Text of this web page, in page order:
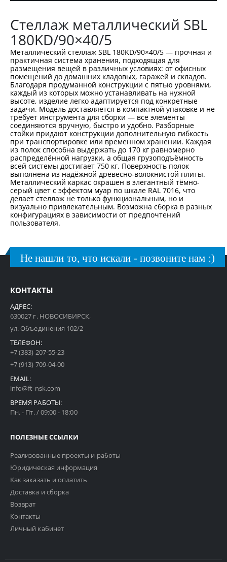
Стеллаж металлический SBL
180KD/90×40/5
Металлический стеллаж SBL 180KD/90×40/5 — прочная и
практичная система хранения, подходящая для
размещения вещей в различных условиях: от офисных
помещений до домашних кладовых, гаражей и складов.
Благодаря продуманной конструкции с пятью уровнями,
каждый из которых можно устанавливать на нужной
высоте, изделие легко адаптируется под конкретные
задачи. Модель доставляется в компактной упаковке и не
требует инструмента для сборки — все элементы
соединяются вручную, быстро и удобно. Разборные
стойки придают конструкции дополнительную гибкость
при транспортировке или временном хранении. Каждая
из полок способна выдержать до 170 кг равномерно
распределённой нагрузки, а общая грузоподъёмность
всей системы достигает 750 кг. Поверхность полок
выполнена из надёжной древесно-волокнистой плиты.
Металлический каркас окрашен в элегантный тёмно-
серый цвет с эффектом муар по шкале RAL 7016, что
делает стеллаж не только функциональным, но и
визуально привлекательным. Возможна сборка в разных
конфигурациях в зависимости от предпочтений
пользователя.
Не нашли то, что искали - позвоните нам :)
КОНТАКТЫ
АДРЕС:
630027 г. НОВОСИБИРСК,
ул. Объединения 102/2
ТЕЛЕФОН:
+7 (383) 207-55-23
+7 (913) 709-04-00
EMAIL:
info@ft-nsk.com
ВРЕМЯ РАБОТЫ:
Пн. - Пт. / 09:00 - 18:00
ПОЛЕЗНЫЕ ССЫЛКИ
Реализованные проекты и работы
Юридическая информация
Как заказать и оплатить
Доставка и сборка
Возврат
Контакты
Личный кабинет